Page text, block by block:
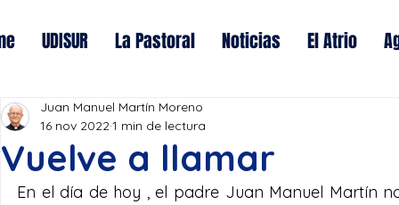
UDISUR La Pastoral Noticias El Atrio
Vuelve a llamar
Juan Manuel Martín Moreno
16 nov 20221 min de lectura
En el día de hoy , el padre Juan Manuel Martín